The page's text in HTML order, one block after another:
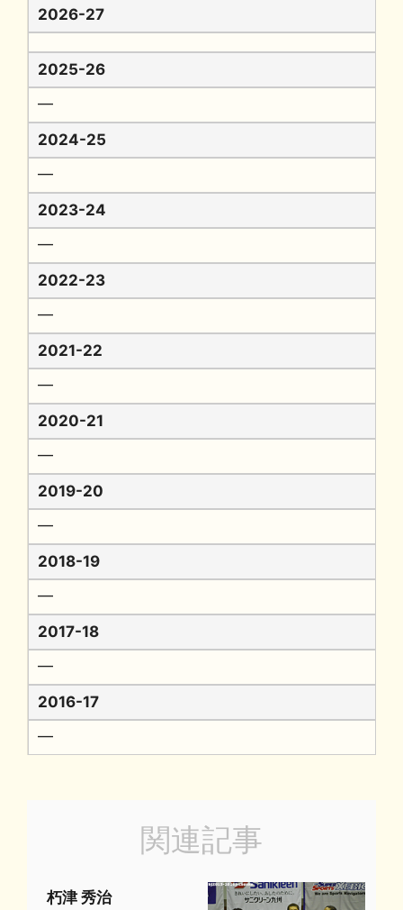
2026-27
2025-26
━
2024-25
━
2023-24
━
2022-23
━
2021-22
━
2020-21
━
2019-20
━
2018-19
━
2017-18
━
2016-17
━
関連記事
朽津 秀治